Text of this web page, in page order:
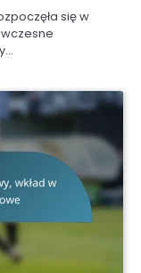
się w